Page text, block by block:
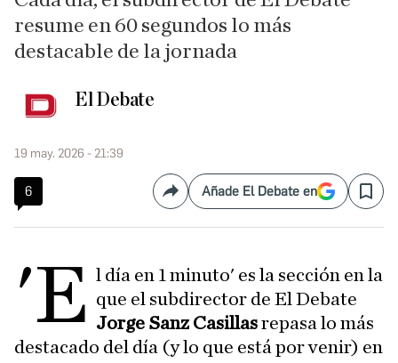
resume en 60 segundos lo más
destacable de la jornada
El Debate
19 may. 2026 - 21:39
6 CompartirAñade El Debate en Save
'E l día en 1 minuto' es la sección en la
que el subdirector de El Debate
Jorge Sanz Casillasrepasa lo más
destacado del día (y lo que está por venir) en